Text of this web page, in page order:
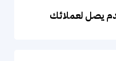
يصل لعملائك